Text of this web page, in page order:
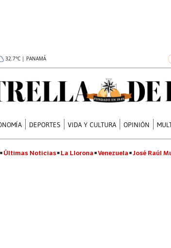
32.7°C | PANAMÁ
DEPORTES VIDA Y CULTURA OPINIÓN
Últimas Noticias La Llorona Venezuela José Raúl